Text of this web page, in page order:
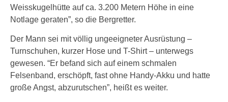
Weisskugelhütte auf ca. 3.200 Metern Höhe in eine
Notlage geraten”, so die Bergretter.
Der Mann sei mit völlig ungeeigneter Ausrüstung –
Turnschuhen, kurzer Hose und T-Shirt – unterwegs
gewesen. “Er befand sich auf einem schmalen
Felsenband, erschöpft, fast ohne Handy-Akku und hatte
große Angst, abzurutschen”, heißt es weiter.